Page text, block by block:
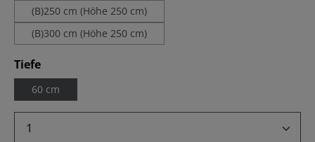
(B)250 cm (Höhe 250 cm)
(B)300 cm (Höhe 250 cm)
Tiefeauswählen
60 cm
Produkt Anzahl: Gib den gewünschten